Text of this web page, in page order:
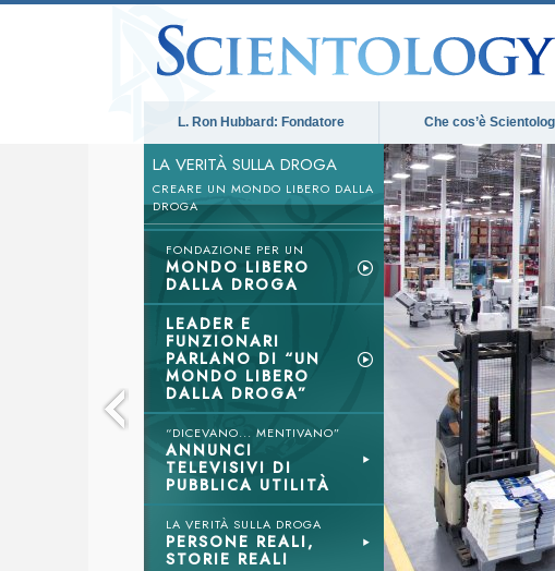
L. Ron Hubbard: Fondatore Che cos’è
LA VERITÀ SULLA DROGA
CREARE UN MONDO LIBERO DALLA
DROGA
FONDAZIONE PER UN
MONDO LIBERO
DALLA DROGA
LEADER E
FUNZIONARI
PARLANO DI “UN
MONDO LIBERO
DALLA DROGA”
“DICEVANO... MENTIVANO”
ANNUNCI
TELEVISIVI DI
PUBBLICA UTILITÀ
LA VERITÀ SULLA DROGA
PERSONE REALI,
STORIE REALI